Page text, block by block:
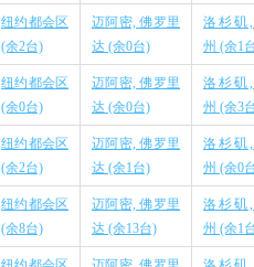
纽约都会区
(余2台)
迈阿密, 佛罗里
达 (余0台)
洛杉矶
州 (余1
纽约都会区
(余0台)
迈阿密, 佛罗里
达 (余0台)
洛杉矶
州 (余3
纽约都会区
(余2台)
迈阿密, 佛罗里
达 (余1台)
洛杉矶
州 (余0
纽约都会区
(余8台)
迈阿密, 佛罗里
达 (余13台)
洛杉矶
州 (余1